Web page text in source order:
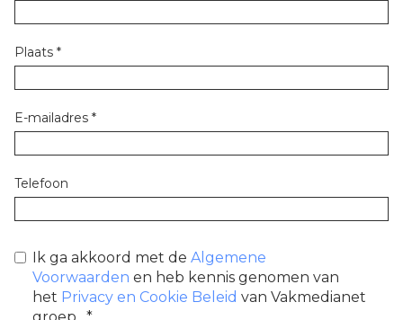
Plaats *
E-mailadres *
Telefoon
Ik ga akkoord met de Algemene
Voorwaarden en heb kennis genomen van
het Privacy en Cookie Beleid van Vakmedianet